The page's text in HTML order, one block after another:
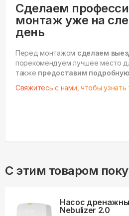
Сделаем
монтаж уже на
день
Перед монтажом сделаем
порекомендуем лучшее место
также предоставим
Свяжитесь с нами, чтобы
С этим товаром
Насос
Nebulizer 2.0